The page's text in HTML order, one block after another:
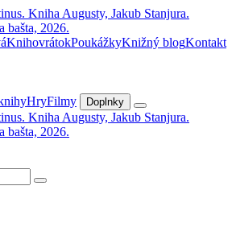
KnihovrátokPoukážkyKnižný blogKontakt
HryFilmy Doplnky